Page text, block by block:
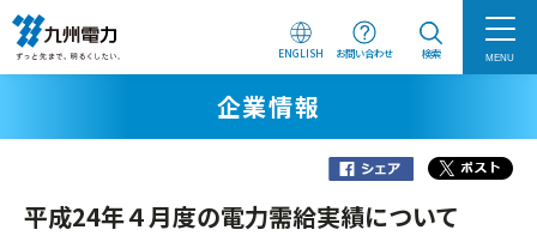
ENGLISH お問い合わせ 検索 MENU
企業情報
平成24年４月度の電力需給実績について